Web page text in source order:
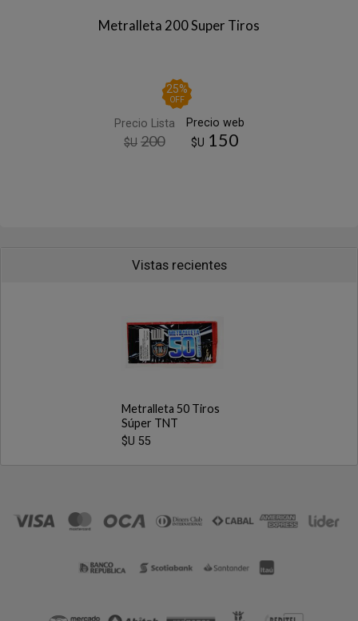
Metralleta 200 Super Tiros
25%
OFF
Precio Lista
$U 200
Precio web
$U 150
Vistas recientes
Metralleta 50 Tiros
Súper TNT
$U 55